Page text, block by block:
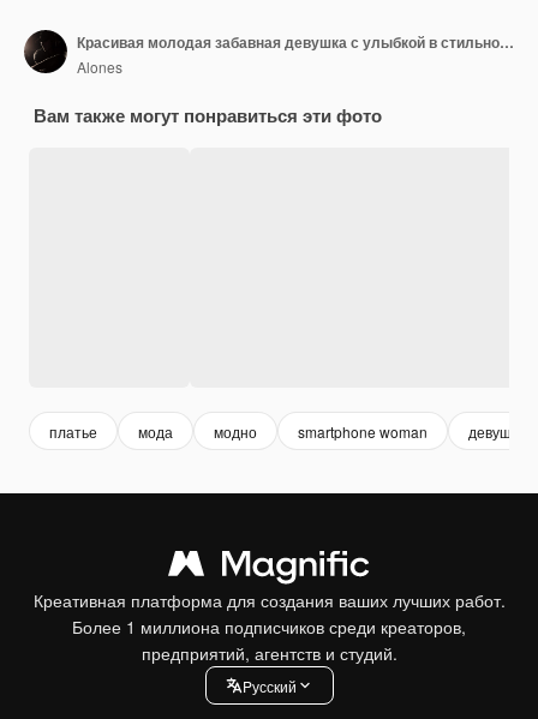
Красивая молодая забавная девушка с улыбкой в стильном платье делает селфи на смартфоне возле розовой стены на вечеринке
Alones
Вам также могут понравиться эти фото
платье мода модно smartphone woman девушка
Креативная платформа для создания ваших лучших работ.
Более 1 миллиона подписчиков среди креаторов,
предприятий, агентств и студий.
Pусский